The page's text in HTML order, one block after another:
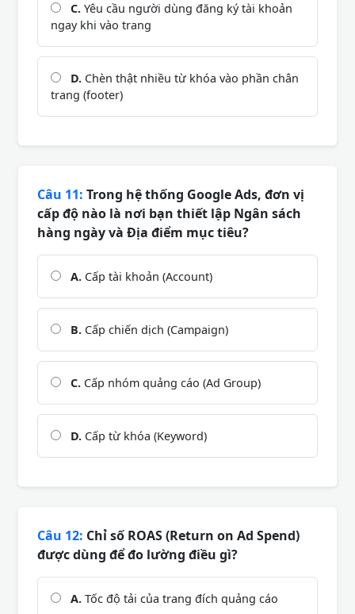
C. Yêu cầu người dùng đăng ký tài khoản
ngay khi vào trang
D. Chèn thật nhiều từ khóa vào phần chân
trang (footer)
Câu 11: Trong hệ thống Google Ads, đơn vị
cấp độ nào là nơi bạn thiết lập Ngân sách
hàng ngày và Địa điểm mục tiêu?
A. Cấp tài khoản (Account)
B. Cấp chiến dịch (Campaign)
C. Cấp nhóm quảng cáo (Ad Group)
D. Cấp từ khóa (Keyword)
Câu 12: Chỉ số ROAS (Return on Ad Spend)
được dùng để đo lường điều gì?
A. Tốc độ tải của trang đích quảng cáo